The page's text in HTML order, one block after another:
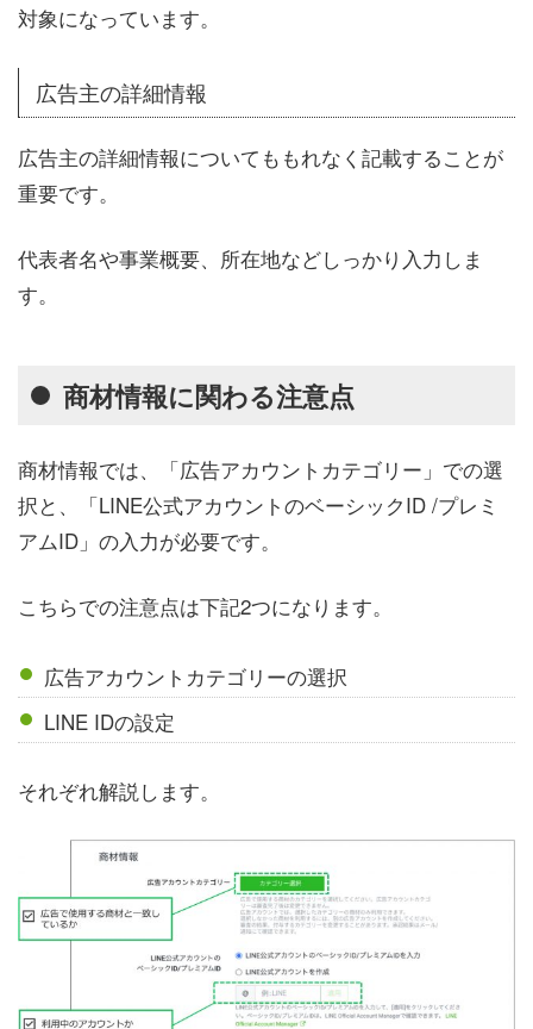
対象になっています。
広告主の詳細情報
広告主の詳細情報についてももれなく記載することが
重要です。
代表者名や事業概要、所在地などしっかり入力しま
す。
商材情報に関わる注意点
商材情報では、「広告アカウントカテゴリー」での選
択と、「LINE公式アカウントのベーシックID /プレミ
アムID」の入力が必要です。
こちらでの注意点は下記2つになります。
広告アカウントカテゴリーの選択
LINE IDの設定
それぞれ解説します。